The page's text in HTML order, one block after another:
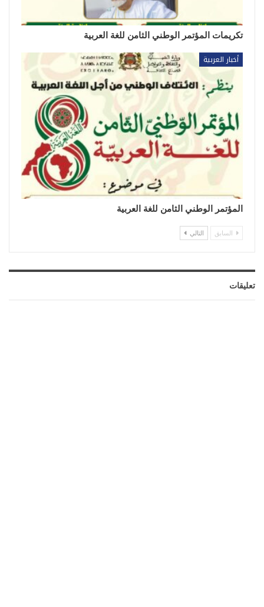
تكريمات المؤتمر الوطني الثامن للغة العربية
أخبار العربية
المؤتمر الوطني الثامن للغة العربية
السابق التالي
تعليقات